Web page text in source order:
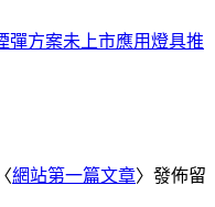
彈方案未上市應用燈具推
網站第一篇文章〉發佈留